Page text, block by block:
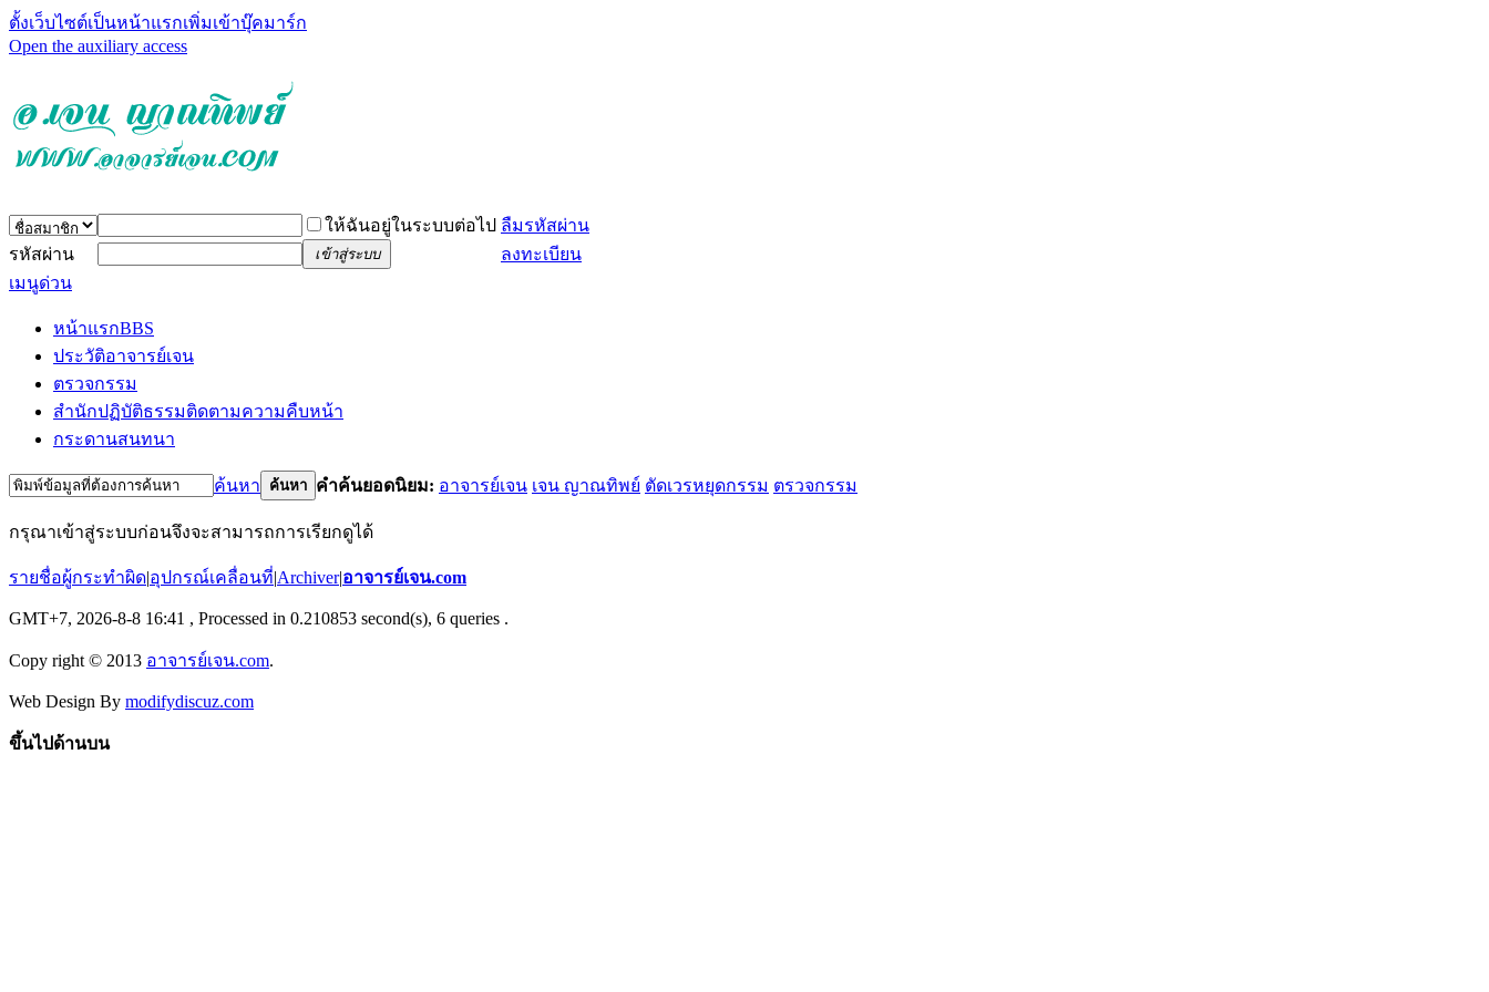
ตั้งเว็บไซต์เป็นหน้าแรกเพิ่มเข้าบุ๊คมาร์ก
Open the auxiliary access
ให้ฉันอยู่ในระบบต่อไป ลืมรหัสผ่าน
รหัสผ่าน
เข้าสู่ระบบ
ลงทะเบียน
เมนูด่วน
หน้าแรกBBS
ประวัติอาจารย์เจน
ตรวจกรรม
สำนักปฏิบัติธรรมติดตามความคืบหน้า
กระดานสนทนา
ค้นหา ค้นหา คำค้นยอดนิยม: อาจารย์เจน เจน ญาณทิพย์ ตัดเวรหยุดกรรม ตรวจกรรม
กรุณาเข้าสู่ระบบก่อนจึงจะสามารถการเรียกดูได้
รายชื่อผู้กระทำผิด|อุปกรณ์เคลื่อนที่|Archiver|อาจารย์เจน.com
GMT+7, 2026-8-8 16:41 , Processed in 0.210853 second(s), 6 queries .
Copy right © 2013 อาจารย์เจน.com.
Web Design By modifydiscuz.com
ขึ้นไปด้านบน